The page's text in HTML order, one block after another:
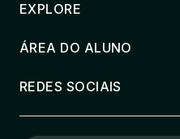
EXPLORE
ÁREA DO ALUNO
REDES SOCIAIS